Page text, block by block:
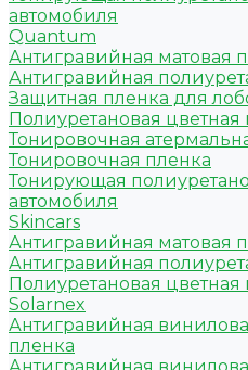
автомобиля
Quantum
Антигравийная матовая
Антигравийная
Защитная пленка для
Полиуретановая цветная
Тонировочная
Тонировочная пленка
Тонирующая
автомобиля
Skincars
Антигравийная матовая
Антигравийная
Полиуретановая цветная
Solarnex
Антигравийная
пленка